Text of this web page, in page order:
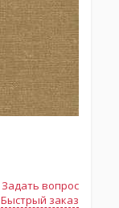
Задать вопрос
Быстрый заказ